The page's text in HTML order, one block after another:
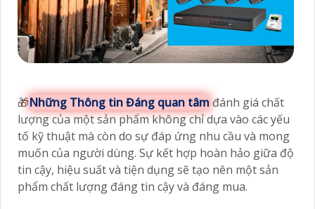
🎁Những Thông tin Đáng quan tâm đánh giá chất
lượng của một sản phẩm không chỉ dựa vào các yếu
tố kỹ thuật mà còn do sự đáp ứng nhu cầu và mong
muốn của người dùng. Sự kết hợp hoàn hảo giữa độ
tin cậy, hiệu suất và tiện dụng sẽ tạo nên một sản
phẩm chất lượng đáng tin cậy và đáng mua.